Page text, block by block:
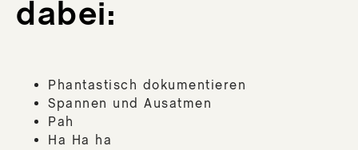
dabei:
Phantastisch dokumentieren
Spannen und Ausatmen
Pah
Ha Ha ha